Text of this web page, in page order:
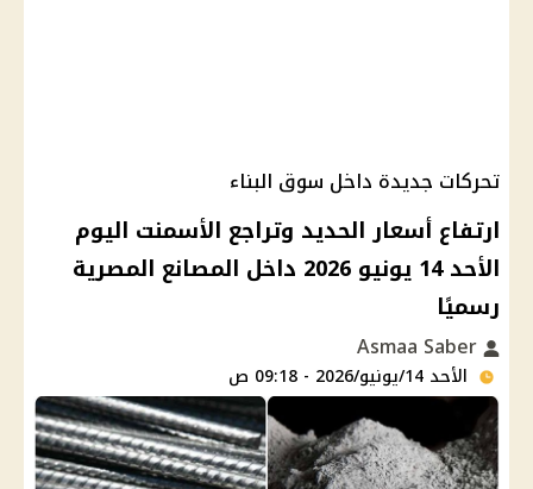
تحركات جديدة داخل سوق البناء
ارتفاع أسعار الحديد وتراجع الأسمنت اليوم
الأحد 14 يونيو 2026 داخل المصانع المصرية
رسميًا
الأحد 14/يونيو/2026 - 09:18 ص